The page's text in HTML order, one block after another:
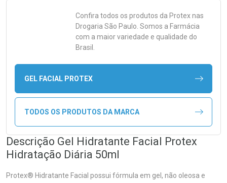
Confira todos os produtos da Protexnas
Drogaria São Paulo. Somos a Farmácia
com a maior variedade e qualidade do
Brasil.
GEL FACIAL PROTEX
TODOS OS PRODUTOS DA MARCA
Descrição Gel Hidratante Facial Protex
Hidratação Diária 50ml
Protex® Hidratante Facial possui fórmula em gel, não oleosa e